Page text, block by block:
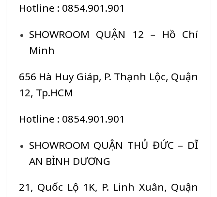
Hotline : 0854.901.901
SHOWROOM QUẬN 12 – Hồ Chí
Minh
656 Hà Huy Giáp, P. Thạnh Lộc, Quận
12, Tp.HCM
Hotline : 0854.901.901
SHOWROOM QUẬN THỦ ĐỨC – DĨ
AN BÌNH DƯƠNG
21, Quốc Lộ 1K, P. Linh Xuân, Quận